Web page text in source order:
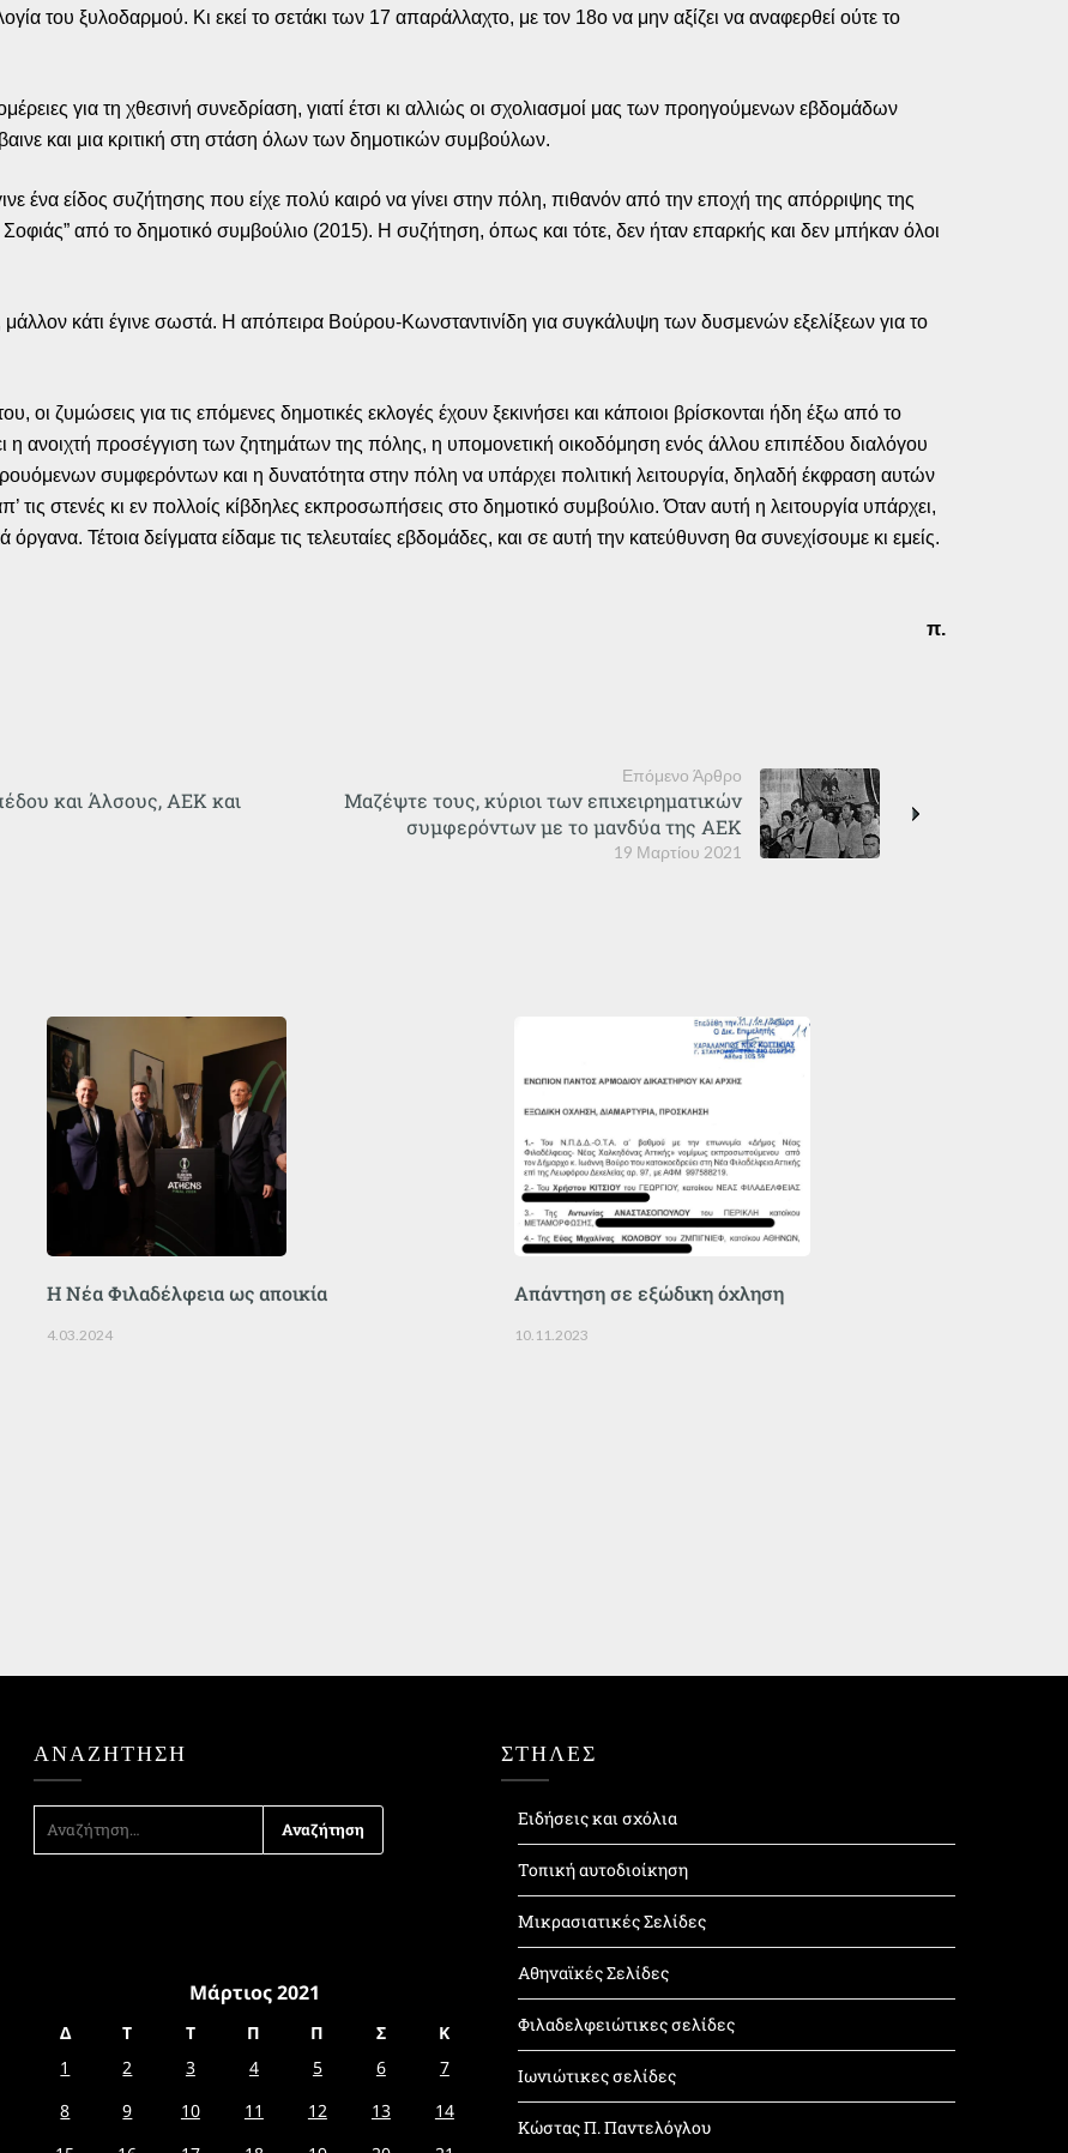
του ξυλοδαρμού. Κι εκεί το σετάκι των 17 απαράλλαχτο, με τον 18ο να μην αξίζει να αναφερθεί ούτε το
για τη χθεσινή συνεδρίαση, γιατί έτσι κι αλλιώς οι σχολιασμοί μας των προηγούμενων εβδομάδων
και μια κριτική στη στάση όλων των δημοτικών συμβούλων.
ένα είδος συζήτησης που είχε πολύ καιρό να γίνει στην πόλη, πιθανόν από την εποχή της απόρριψης της
από το δημοτικό συμβούλιο (2015). Η συζήτηση, όπως και τότε, δεν ήταν επαρκής και δεν μπήκαν όλοι
κάτι έγινε σωστά. Η απόπειρα Βούρου-Κωνσταντινίδη για συγκάλυψη των δυσμενών εξελίξεων για το
οι ζυμώσεις για τις επόμενες δημοτικές εκλογές έχουν ξεκινήσει και κάποιοι βρίσκονται ήδη έξω από το
η ανοιχτή προσέγγιση των ζητημάτων της πόλης, η υπομονετική οικοδόμηση ενός άλλου επιπέδου διαλόγου
συμφερόντων και η δυνατότητα στην πόλη να υπάρχει πολιτική λειτουργία, δηλαδή έκφραση αυτών
στενές κι εν πολλοίς κίβδηλες εκπροσωπήσεις στο δημοτικό συμβούλιο. Όταν αυτή η λειτουργία υπάρχει,
Τέτοια δείγματα είδαμε τις τελευταίες εβδομάδες, και σε αυτή την κατεύθυνση θα συνεχίσουμε κι εμείς.
π.
και Άλσους, ΑΕΚ και
Επόμενο Άρθρο
19 Μαρτίου 2021
Μαζέψτε τους, κύριοι των επιχειρηματικών
συμφερόντων με το μανδύα της ΑΕΚ
Η Νέα Φιλαδέλφεια ως αποικία
4.03.2024
Απάντηση σε εξώδικη όχληση
10.11.2023
ΑΝΑΖΉΤΗΣΗ
ΓΙΑ:
Μάρτιος 2021
Δ Τ Τ Π Π Σ
Κ
1
2 3 4 5 6
7
8
9 10 11 12 13
14
ΣΤΗΛΕΣ
Ειδήσεις και σχόλια
Τοπική αυτοδιοίκηση
Μικρασιατικές Σελίδες
Αθηναϊκές Σελίδες
Φιλαδελφειώτικες σελίδες
Ιωνιώτικες σελίδες
Κώστας Π. Παντελόγλου